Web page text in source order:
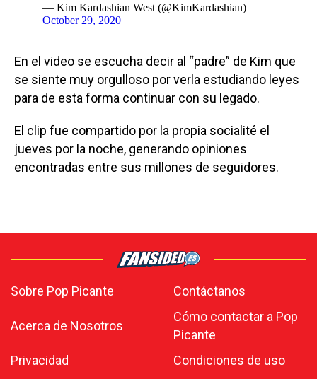
— Kim Kardashian West (@KimKardashian)
October 29, 2020
En el video se escucha decir al “padre” de Kim que
se siente muy orgulloso por verla estudiando leyes
para de esta forma continuar con su legado.
El clip fue compartido por la propia socialité el
jueves por la noche, generando opiniones
encontradas entre sus millones de seguidores.
Sobre Pop Picante Contáctanos
Acerca de Nosotros
Cómo contactar a Pop
Picante
Privacidad
Condiciones de uso